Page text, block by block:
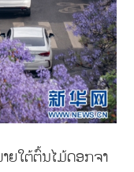
ຍໃຕ້ຕົ້ນໄມ້ດອກຈາ